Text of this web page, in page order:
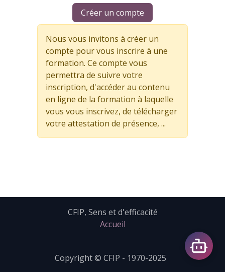
Créer un compte
Nous vous invitons à créer un
compte pour vous inscrire à une
formation. Ce compte vous
permettra de suivre votre
inscription, d'accéder au contenu
en ligne de la formation à laquelle
vous vous inscrivez, de télécharger
votre attestation de présence, ...
CFIP, Sens et d'efficacité
Accueil
Copyright © CFIP - 1970-2025